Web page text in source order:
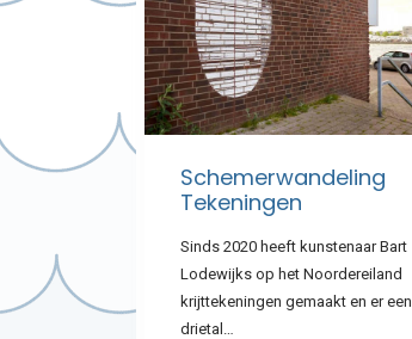
Schemerwandeling
Tekeningen
Sinds 2020 heeft kunstenaar Bart
Lodewijks op het Noordereiland
krijttekeningen gemaakt en er een
drietal…